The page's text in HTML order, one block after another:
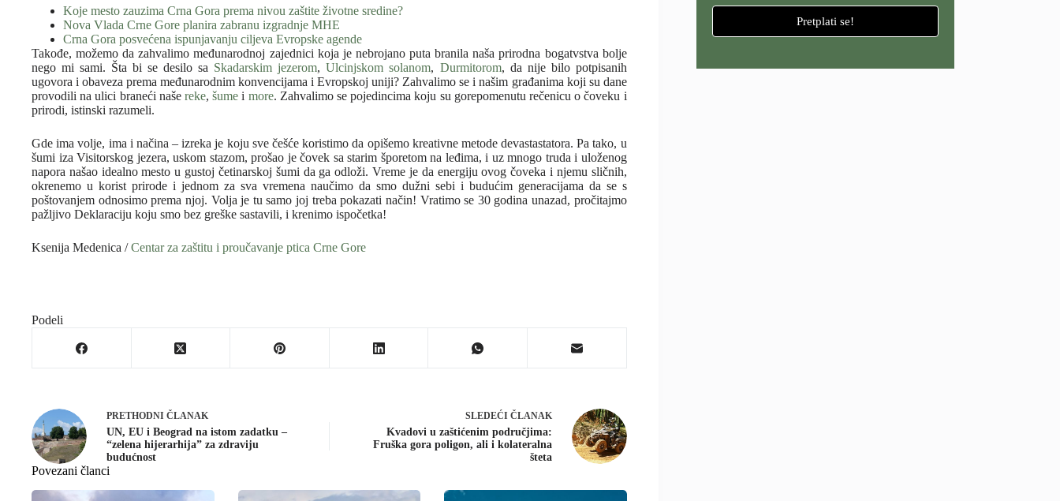
Koje mesto zauzima Crna Gora prema nivou zaštite životne sredine?
Nova Vlada Crne Gore planira zabranu izgradnje MHE
Crna Gora posvećena ispunjavanju ciljeva Evropske agende
Takođe, možemo da zahvalimo međunarodnoj zajednici koja je nebrojano puta branila naša prirodna bogatvstva bolje
nego mi sami. Šta bi se desilo sa Skadarskim jezerom,Ulcinjskom solanom, Durmitorom, da nije bilo potpisanih
ugovora i obaveza prema međunarodnim konvencijama i Evropskoj uniji? Zahvalimo se i našim građanima koji su dane
provodili na ulici braneći našereke,šume i more. Zahvalimo se pojedincima koju su gorepomenutu rečenicu o čoveku i
prirodi, istinski razumeli.
Gde ima volje, ima i načina – izreka je koju sve češće koristimo da opišemo kreativne metode devastastatora. Pa tako, u
šumi iza Visitorskog jezera, uskom stazom, prošao je čovek sa starim šporetom na leđima, i uz mnogo truda i uloženog
napora našao idealno mesto u gustoj četinarskoj šumi da ga odloži. Vreme je da energiju ovog čoveka i njemu sličnih,
okrenemo u korist prirode i jednom za sva vremena naučimo da smo dužni sebi i budućim generacijama da se s
poštovanjem odnosimo prema njoj. Volja je tu samo joj treba pokazati način! Vratimo se 30 godina unazad, pročitajmo
pažljivo Deklaraciju koju smo bez greške sastavili, i krenimo ispočetka!
Ksenija Medenica /Centar za zaštitu i proučavanje ptica Crne Gore
Podeli
PRETHODNI ČLANAK
UN, EU i Beograd na istom zadatku –
“zelena hijerarhija” za zdraviju
budućnost
SLEDEĆI ČLANAK
Kvadovi u zaštićenim područjima:
Fruška gora poligon, ali i kolateralna
šteta
Povezani članci